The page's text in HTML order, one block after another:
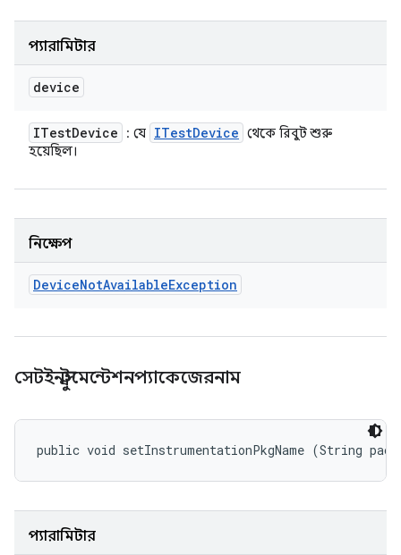
প্যারামিটার
device
ITestDevice : যে ITestDevice থেকে রিবুট শুরু
হয়েছিল।
নিক্ষেপ
DeviceNotAvailableException
সেটইনস্ট্রুমেন্টেশনপ্যাকেজেরনাম
public void setInstrumentationPkgName (String
প্যারামিটার